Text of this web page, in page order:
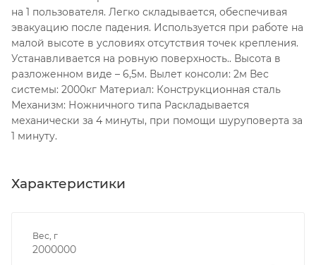
на 1 пользователя. Легко складывается, обеспечивая
эвакуацию после падения. Используется при работе на
малой высоте в условиях отсутствия точек крепления.
Устанавливается на ровную поверхность.. Высота в
разложенном виде – 6,5м. Вылет консоли: 2м Вес
системы: 2000кг Материал: Конструкционная сталь
Механизм: Ножничного типа Раскладывается
механически за 4 минуты, при помощи шуруповерта за
1 минуту.
Характеристики
Вес, г
2000000